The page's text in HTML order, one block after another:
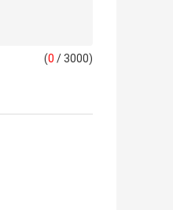
(0 / 3000)